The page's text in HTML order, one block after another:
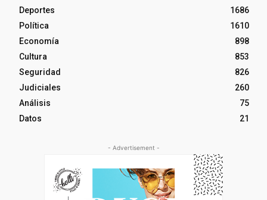
Deportes
1686
Política
1610
Economía
898
Cultura
853
Seguridad
826
Judiciales
260
Análisis
75
Datos
21
- Advertisement -